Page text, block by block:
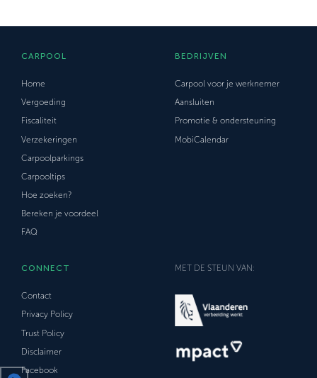
CARPOOL
Home
Vergoeding
Fiscaliteit
Verzekeringen
Carpoolparkings
Carpooltips
Hoe zoeken?
Bereken je voordeel
FAQ
BEDRIJVEN
Carpool voor je werknemer
Aansluiten
Promotie & ondersteuning
MobiCalendar
CONNECT
Contact
Privacy Policy
Trust Policy
Disclaimer
Facebook
MET DE STEUN VAN: